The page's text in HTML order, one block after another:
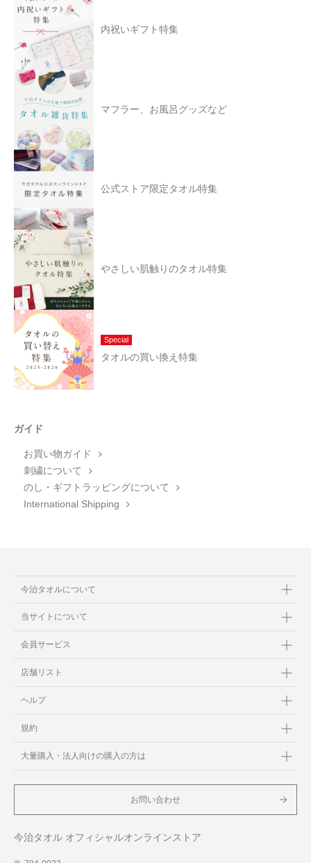
内祝いギフト特集
マフラー、お風呂グッズなど
公式ストア限定タオル特集
やさしい肌触りのタオル特集
Special
タオルの買い換え特集
ガイド
お買い物ガイド
刺繍について
のし・ギフトラッピングについて
International Shipping
今治タオルについて
当サイトについて
会員サービス
店舗リスト
ヘルプ
規約
大量購入・法人向けの購入の方は
お問い合わせ
今治タオル オフィシャルオンラインストア